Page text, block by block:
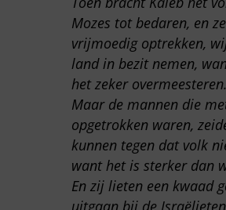
Mozes tot bedaren, en
vrijmoedig optrekken,
land in bezit nemen,
het zeker overmeesteren.
Maar de mannen die
opgetrokken waren,
kunnen tegen dat volk
want het is sterker dan
En zij lieten een kwaad